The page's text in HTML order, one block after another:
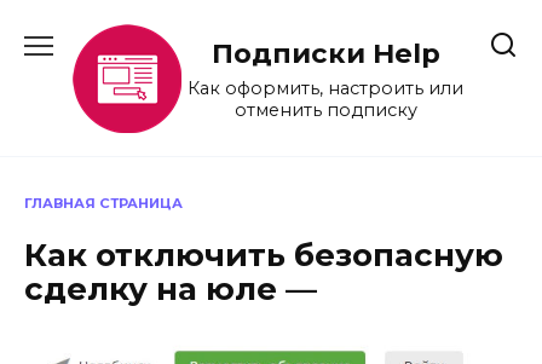
содержанию
Подписки Help
Как оформить, настроить или
отменить подписку
ГЛАВНАЯ СТРАНИЦА
Как отключить безопасную
сделку на юле —